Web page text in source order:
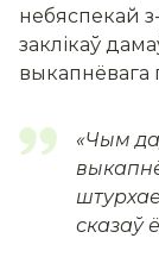
небяспекай
заклікаў
выкапнёвага
«Чым
сказаў